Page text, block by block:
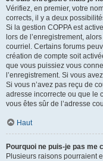
Vérifiez, en premier, votre
corrects, il y a deux
Si la gestion COPPA est
lors de l’enregistrement,
courriel. Certains forums
création de compte soit
que vous puissiez vous
l’enregistrement. Si vous
Si vous n’avez pas reçu de
adresse incorrecte ou que le
vous êtes sûr de l’adresse
Haut
Pourquoi ne puis-je pas me
Plusieurs raisons pourraient